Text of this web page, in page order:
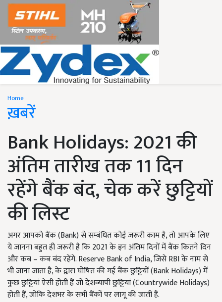
Home
ख़बरें
Bank Holidays: 2021 की
अंतिम तारीख तक 11 दिन
रहेंगे बैंक बंद, चेक करें छुट्टियों
की लिस्ट
अगर आपको बैंक (Bank) से सम्बंधित कोई जरूरी काम है, तो आपके लिए
ये जानना बहुत ही जरूरी है कि 2021 के इन अंतिम दिनों में बैंक कितने दिन
और कब – कब बंद रहेंगे. Reserve Bank of India, जिसे RBI के नाम से
भी जाना जाता है, के द्वारा घोषित की गई बैंक छुट्टियों (Bank Holidays) में
कुछ छुट्टियां ऐसी होती हैं जो देशव्यापी छुट्टियां (Countrywide Holidays)
होती हैं, जोकि देशभर के सभी बैंकों पर लागू की जाती हैं.